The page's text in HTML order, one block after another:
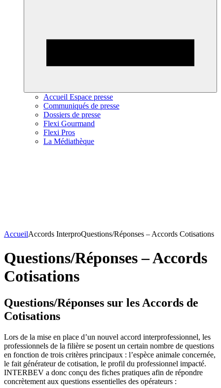
Accueil Espace presse
Communiqués de presse
Dossiers de presse
Flexi Gourmand
Flexi Pros
La Médiathèque
AccueilAccords InterproQuestions/Réponses – Accords Cotisations
Questions/Réponses – Accords
Cotisations
Questions/Réponses sur les Accords de
Cotisations
Lors de la mise en place d’un nouvel accord interprofessionnel, les
professionnels de la filière se posent un certain nombre de questions
en fonction de trois critères principaux : l’espèce animale concernée,
le fait générateur de cotisation, le profil du professionnel impacté.
INTERBEV a donc conçu des fiches pratiques afin de répondre
concrètement aux questions essentielles des opérateurs :